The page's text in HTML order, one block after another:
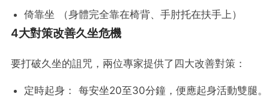
倚靠坐 （身體完全靠在椅背、手肘托在扶手上）
4大對策改善久坐危機
要打破久坐的詛咒，兩位專家提供了四大改善對策：
定時起身： 每安坐20至30分鐘，便應起身活動雙腿。